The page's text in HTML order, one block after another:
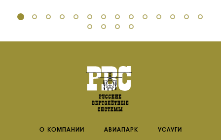
О КОМПАНИИ АВИАПАРК УСЛУГИ